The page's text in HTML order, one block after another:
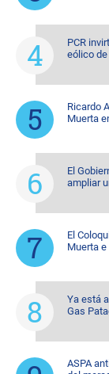
PCR
eólico
Ricardo
Muerta
El
ampliar
El
Muerta
Ya está
Gas
ASPA